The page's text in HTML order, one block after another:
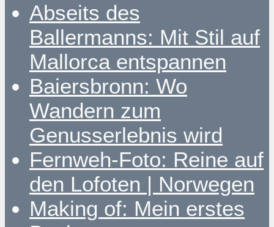
Abseits des
Ballermanns: Mit Stil auf
Mallorca entspannen
Baiersbronn: Wo
Wandern zum
Genusserlebnis wird
Fernweh-Foto: Reine auf
den Lofoten | Norwegen
Making of: Mein erstes